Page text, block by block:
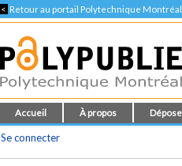
< Retour au portail Polytechnique Montréal
Accueil À propos
Se connecter